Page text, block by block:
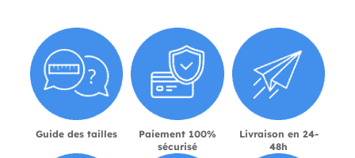
Guide des tailles
Paiement 100%
sécurisé
Livraison en 24-
48h